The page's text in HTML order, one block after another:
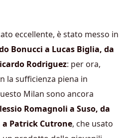
eccellente, è stato messo in
Bonucci a Lucas Biglia, da
Rodriguez: per ora,
la sufficienza piena in
Milan sono ancora
Romagnoli a Suso, da
Patrick Cutrone, che usato